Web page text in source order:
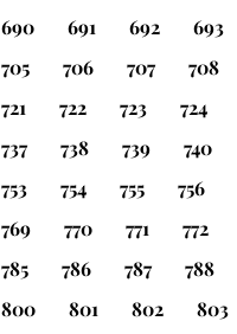
690
691 692 693
705
706 707 708
721
722 723 724
737
738 739 740
753
754 755 756
769
770 771 772
785
786 787 788
800
801 802 803